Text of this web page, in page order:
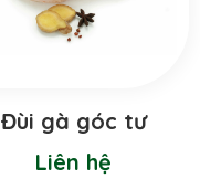
Đùi gà góc tư
Liên hệ